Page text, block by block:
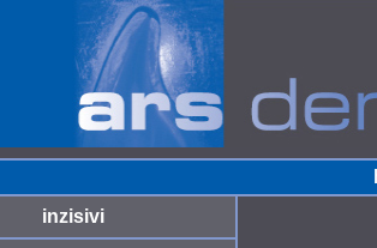
inzisivi